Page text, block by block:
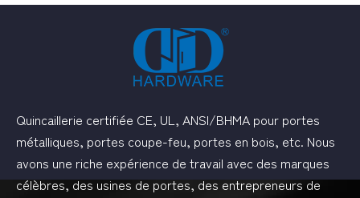
Quincaillerie certifiée CE, UL, ANSI/BHMA pour portes
métalliques, portes coupe-feu, portes en bois, etc. Nous
avons une riche expérience de travail avec des marques
célèbres, des usines de portes, des entrepreneurs de